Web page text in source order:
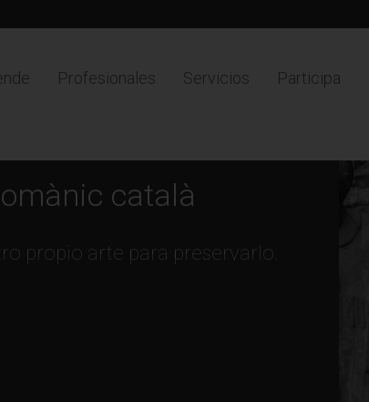
Profesionales Servicios Participa
català
propio arte para preservarlo.